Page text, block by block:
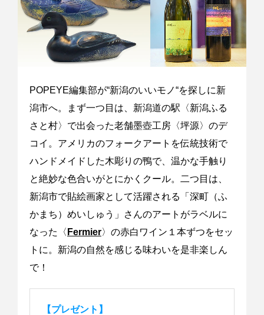
POPEYE編集部が“新潟のいいモノ“を探しに新
潟市へ。まず一つ目は、新潟道の駅〈新潟ふる
さと村〉で出会った老舗墨壺工房〈坪源〉のデ
コイ。アメリカのフォークアートを伝統技術で
ハンドメイドした木彫りの鴨で、温かな手触り
と絶妙な色合いがとにかくクール。二つ目は、
新潟市で貼絵画家として活躍される「深町（ふ
かまち）めいしゅう」さんのアートがラベルに
なった〈 Fermier〉の赤白ワイン１本ずつをセッ
トに。新潟の自然を感じる味わいを是非楽しん
で！
【プレゼント】